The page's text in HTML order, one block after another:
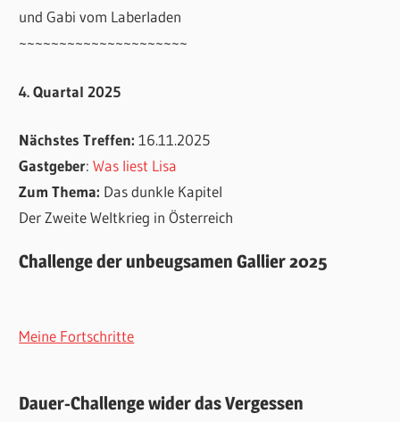
und Gabi vom Laberladen
~~~~~~~~~~~~~~~~~~~~~
4. Quartal 2025
Nächstes Treffen:16.11.2025
Gastgeber:Was liest Lisa
Zum Thema: Das dunkle Kapitel
Der Zweite Weltkrieg in Österreich
Challenge der unbeugsamen Gallier 2025
Meine Fortschritte
Dauer-Challenge wider das Vergessen